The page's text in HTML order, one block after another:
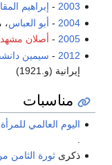
2003
- إبراهيم
2004
- أبو العباس
2005
- أصلان
2012
- سيمين
إيرانية (و.1921)
مناسبات
اليوم العالمي للمرأة
ذكرىثورة الثامن